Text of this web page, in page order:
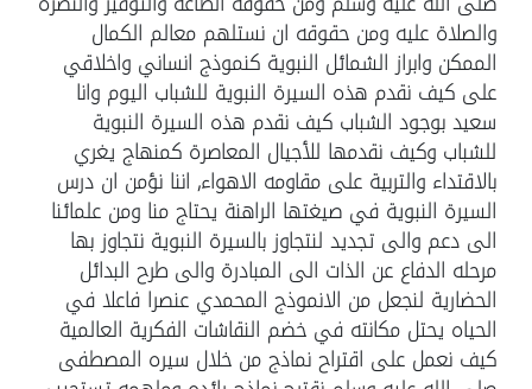
والصلاة عليه ومن حقوقه ان نستلهم معالم الكمال
الممكن وابراز الشمائل النبوية كنموذج انساني واخلاقي
على كيف نقدم هذه السيرة النبوية للشباب اليوم وانا
سعيد بوجود الشباب كيف نقدم هذه السيرة النبوية
للشباب وكيف نقدمها للأجيال المعاصرة كمنهاج يغري
بالاقتداء والتربية على مقاومه الاهواء, اننا نؤمن ان درس
السيرة النبوية في صيغتها الراهنة يحتاج منا ومن علمائنا
الى دعم والى تجديد لنتجاوز بالسيرة النبوية نتجاوز بها
مرحله الدفاع عن الذات الى المبادرة والى طرح البدائل
الحضارية لنجعل من الانموذج المحمدي عنصرا فاعلا في
الحياه يحتل مكانته في خضم النقاشات الفكرية العالمية
كيف نعمل على اقتراح نماذج من خلال سيره المصطفى